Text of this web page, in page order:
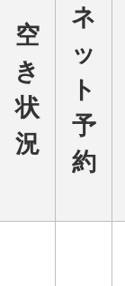
空
き
状
況
ネ
ッ
ト
予
約